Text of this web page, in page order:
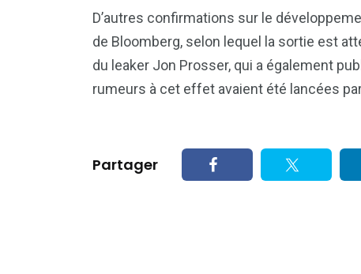
D’autres confirmations sur le
de Bloomberg, selon lequel la sortie est
du leaker Jon Prosser, qui a également
rumeurs à cet effet avaient été lancées
Partager